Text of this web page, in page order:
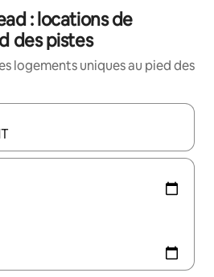
: locations de
des pistes
logements uniques au pied des
utilisez les flèches vers le